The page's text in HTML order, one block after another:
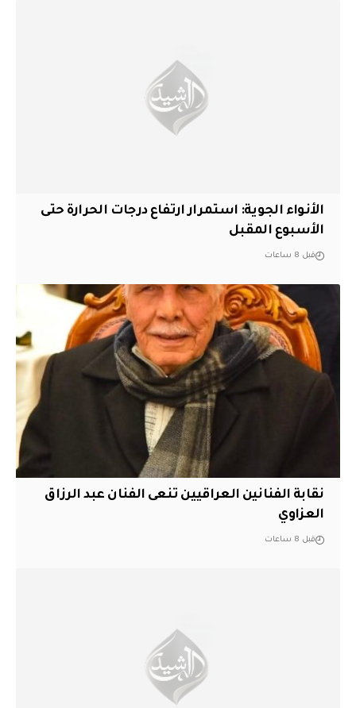
الأنواء الجوية: استمرار ارتفاع درجات الحرارة حتى
الأسبوع المقبل
قبل 8 ساعات
نقابة الفنانين العراقيين تنعى الفنان عبد الرزاق
العزاوي
قبل 8 ساعات